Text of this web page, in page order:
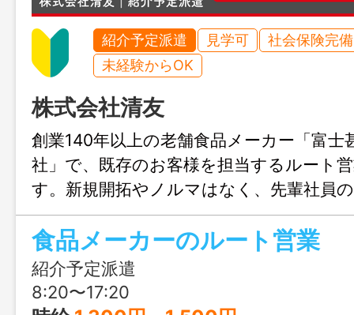
紹介予定派遣 見学可
社会保険完備
未経験からOK
株式会社清友
創業140年以上の老舗食品メーカー「富士
社」で、既存のお客様を担当するルート
す。新規開拓やノルマはなく、先輩社員
トできるので安心。紹介予定派遣のため
えで正社員を目指せます。正社員登用後
日、賞与年2回（前年度実績4.0ヶ月分）
働ける環境です。
食品メーカーのルート営業
紹介予定派遣
8:20〜17:20